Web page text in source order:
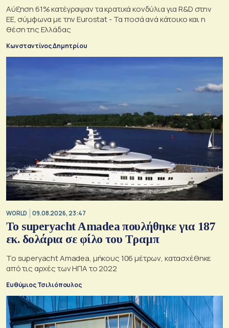
Αύξηση 61% κατέγραψαν τα κρατικά κονδύλια για R&D στην
ΕΕ, σύμφωνα με την Eurostat - Τα ποσά ανά κάτοικο και η
θέση της Ελλάδας
Κωνσταντίνος Δημητρίου
WORLD 09.08.2026, 23:47
To superyacht Amadea πουλήθηκε για 187
εκ. δολάρια σε φίλο του Τραμπ
Το superyacht Amadea, μήκους 106 μέτρων, κατασχέθηκε
από τις αρχές των ΗΠΑ το 2022
Ευθύμιος Τσιλιόπουλος